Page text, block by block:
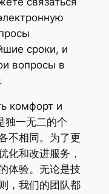
сроки, и
вопросы в
комфорт и
独一无二的个
不相同。为了更
化和改进服务，
体验。无论是技
，我们的团队都